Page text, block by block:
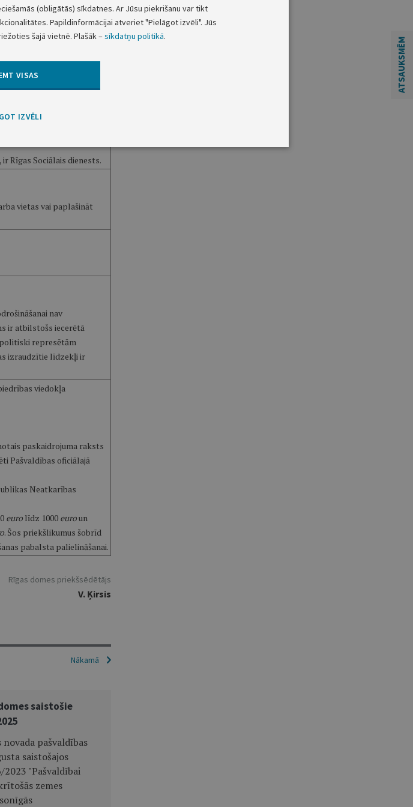
nacionālās pretošanās
vidi un konkurenci.
darbības veicējiem,
institūcijām
noteikumiem
novembrī) vienādās daļās
izpildes nodrošināšanai
Rīgas Sociālais dienests.
vietas vai paplašināt
nav
ir atbilstošs iecerētā
represētām
izraudzītie līdzekļi ir
viedokļa
paskaidrojuma raksts
Pašvaldības oficiālajā
Neatkarības
eurolīdz 1000 euroun
. Šos priekšlikumus šobrīd
pabalsta palielināšanai.
Rīgas domes priekšsēdētājs
V. Ķirsis
Nākamā
saistošie
pašvaldības
saistošajos
"Pašvaldībai
zemes
ATSAUKSMĒM
(obligātās) sīkdatnes. Ar Jūsu piekrišanu var tikt
Papildinformācijai atveriet "Pielāgot izvēli". Jūs
šajā vietnē. Plašāk –sīkdatņu politikā.
VISAS
IZVĒLI